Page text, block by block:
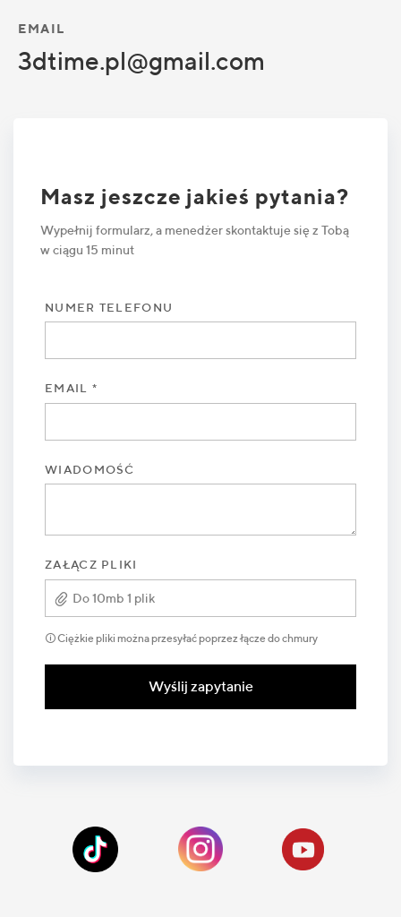
EMAIL
3dtime.pl@gmail.com
Masz jeszcze jakieś pytania?
Wypełnij formularz, a menedżer skontaktuje się z Tobą
w ciągu 15 minut
NUMER TELEFONU
EMAIL *
WIADOMOŚĆ
ZAŁĄCZ PLIKI
Do 10mb 1 plik
🛈 Ciężkie pliki można przesyłać poprzez łącze do chmury
Wyślij zapytanie